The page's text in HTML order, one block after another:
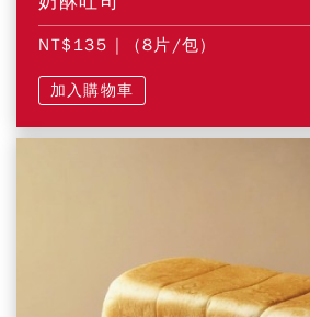
NT$135 | (8片/包)
加入購物車